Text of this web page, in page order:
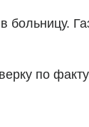
больницу.
по